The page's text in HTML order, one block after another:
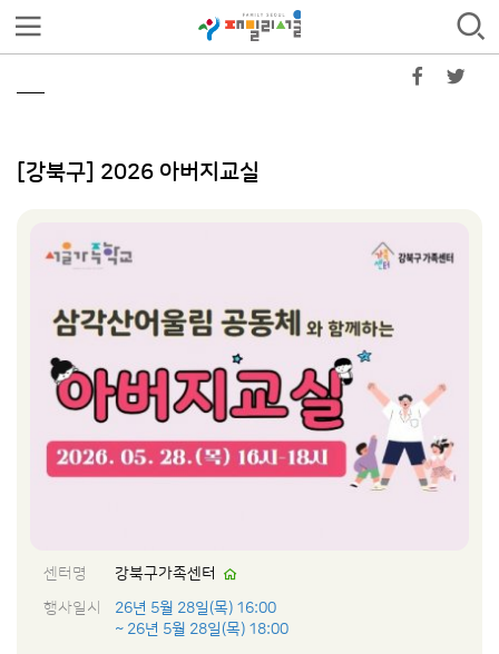
[강북구] 2026 아버지교실
센터명
강북구가족센터
행사일시
26년 5월 28일(목) 16:00
~ 26년 5월 28일(목) 18:00